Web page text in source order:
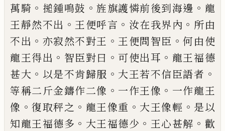
萬騎 。 搥鍾鳴鼓 。旌旗護憐前後到海邊 。 龍
王靜然不出 。 王便呼言 。 汝在我界內 。 所由
不出 。 亦寂然不對王 。 王便問智臣 。何由使
龍王得出 。 智臣對曰 。 可使出耳 。 龍王福德
甚大 。 以是不肯歸服 。 大王若不信臣語者 。
等稱二斤金鑄作二像 。 一作王像 。 一作龍王
像 。復取秤之 。 龍王像重 。 大王像輕 。 是以
知龍王福德多 。 大王福德少 。 王心甚解 。 歡